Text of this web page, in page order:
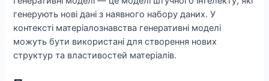
генерують нові дані з наявного набору даних. У
контексті матеріалознавства генеративні моделі
можуть бути використані для створення нових
структур та властивостей матеріалів.